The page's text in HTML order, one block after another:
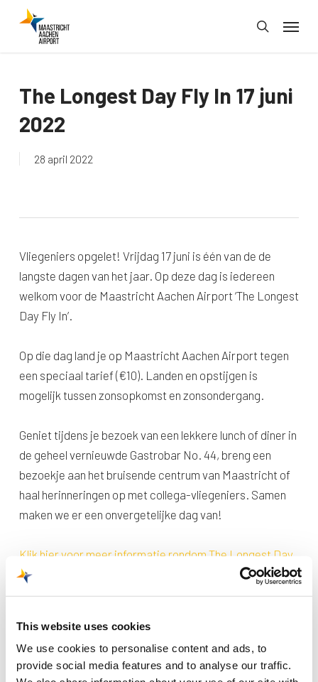
This website uses cookies
We use cookies to personalise content and ads, to
provide social media features and to analyse our traffic.
search
Menu
The Longest Day Fly In 17 juni
2022
28 april 2022
Vliegeniers opgelet! Vrijdag 17 juni is één van de de
langste dagen van het jaar. Op deze dag is iedereen
welkom voor de Maastricht Aachen Airport ‘The Longest
Day Fly In’.
Op die dag land je op Maastricht Aachen Airport tegen
een speciaal tarief (€10). Landen en opstijgen is
mogelijk tussen zonsopkomst en zonsondergang.
Geniet tijdens je bezoek van een lekkere lunch of diner in
de geheel vernieuwde Gastrobar No. 44, breng een
bezoekje aan het bruisende centrum van Maastricht of
haal herinneringen op met collega-vliegeniers. Samen
maken we er een onvergetelijke dag van!
Klik hier voor meer informatie rondom The Longest Day
Fly In.